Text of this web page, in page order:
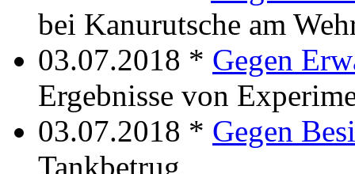
bei Kanurutsche am
03.07.2018 * Gegen
Ergebnisse von
03.07.2018 * Gegen
Tankbetrug